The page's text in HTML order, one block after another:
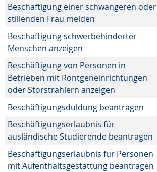
Beschäftigung einer schwangeren oder
stillenden Frau melden
Beschäftigung schwerbehinderter
Menschen anzeigen
Beschäftigung von Personen in
Betrieben mit Röntgeneinrichtungen
oder Störstrahlern anzeigen
Beschäftigungsduldung beantragen
Beschäftigungserlaubnis für
ausländische Studierende beantragen
Beschäftigungserlaubnis für Personen
mit Aufenthaltsgestattung beantragen